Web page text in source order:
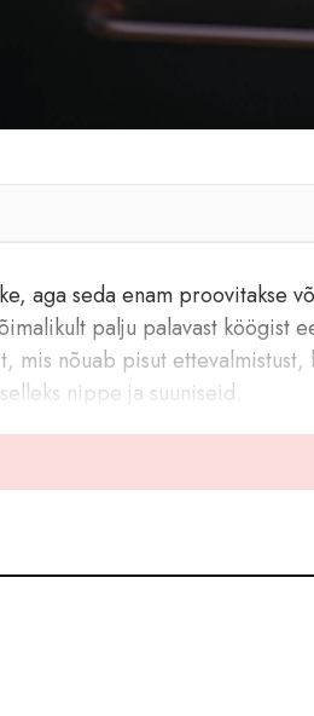
aga seda enam proovitakse
palju palavast köögist
mis nõuab pisut
nippe ja suuniseid.